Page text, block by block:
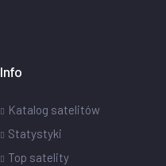
Info
Katalog satelitów
Statystyki
Top satelity